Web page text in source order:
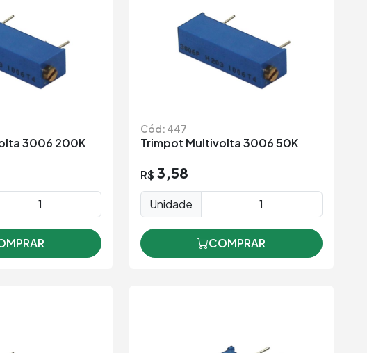
3006 200K
Cód: 447
Trimpot Multivolta 3006 50K
R$ 3,58
Unidade
COMPRAR